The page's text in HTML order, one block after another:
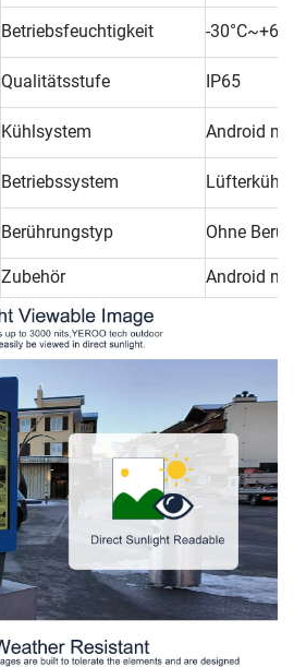
Betriebsfeuchtigkeit -
Qualitätsstufe IP65
Kühlsystem Android
Betriebssystem
Berührungstyp Ohne
Zubehör Android